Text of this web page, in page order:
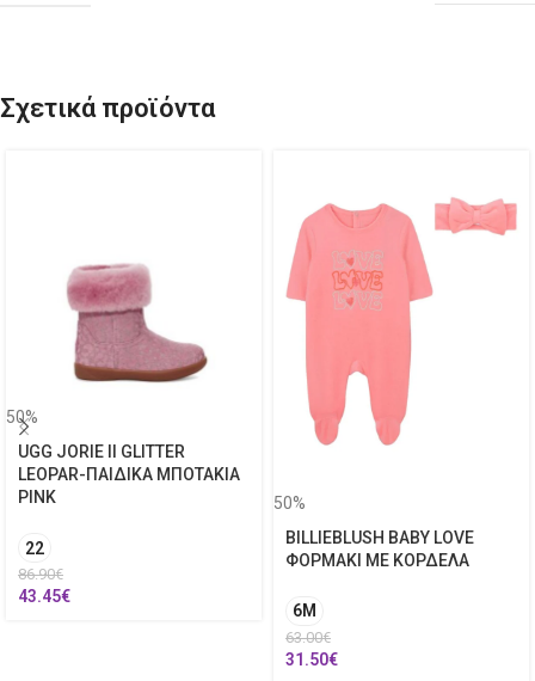
Σχετικά προϊόντα
50%
UGG JORIE II GLITTER
LEOPAR-ΠΑΙΔΙΚΑ ΜΠΟΤΑΚΙΑ
PINK
22
86.90€
43.45€
50%
BILLIEBLUSH BABY LOVE
ΦΟΡΜΑΚΙ ΜΕ ΚΟΡΔΕΛΑ
6M
63.00€
31.50€